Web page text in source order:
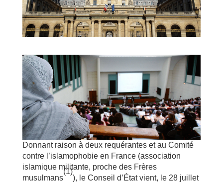
Donnant raison à deux requérantes et au Comité
contre l’islamophobie en France (association
islamique militante, proche des Frères
musulmans
(1)
), le Conseil d’État vient, le 28 juillet